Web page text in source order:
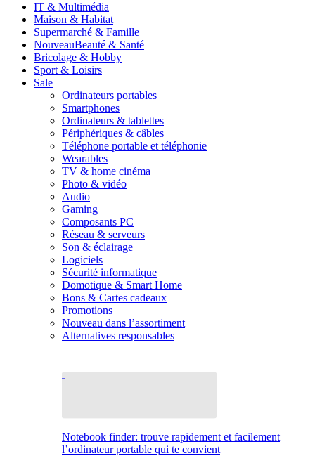
IT & Multimédia
Maison & Habitat
Supermarché & Famille
NouveauBeauté & Santé
Bricolage & Hobby
Sport & Loisirs
Sale
Ordinateurs portables
Smartphones
Ordinateurs & tablettes
Périphériques & câbles
Téléphone portable et téléphonie
Wearables
TV & home cinéma
Photo & vidéo
Audio
Gaming
Composants PC
Réseau & serveurs
Son & éclairage
Logiciels
Sécurité informatique
Domotique & Smart Home
Bons & Cartes cadeaux
Promotions
Nouveau dans l’assortiment
Alternatives responsables
Notebook finder: trouve rapidement et facilement
l’ordinateur portable qui te convient